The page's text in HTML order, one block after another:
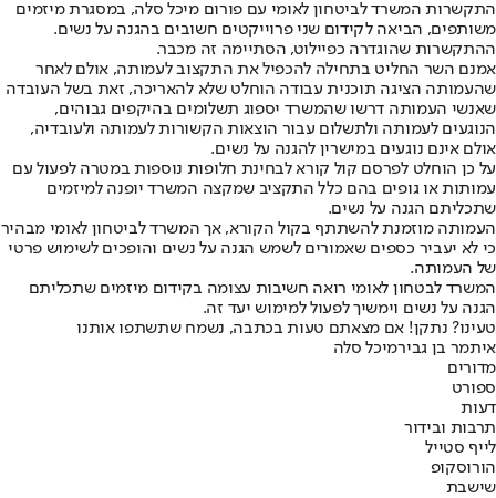
התקשרות המשרד לביטחון לאומי עם פורום מיכל סלה, במסגרת מיזמים
משותפים, הביאה לקידום שני פרוייקטים חשובים בהגנה על נשים.
ההתקשרות שהוגדרה כפיילוט, הסתיימה זה מכבר.
אמנם השר החליט בתחילה להכפיל את התקצוב לעמותה, אולם לאחר
שהעמותה הציגה תוכנית עבודה הוחלט שלא להאריכה, זאת בשל העובדה
שאנשי העמותה דרשו שהמשרד יספוג תשלומים בהיקפים גבוהים,
הנוגעים לעמותה ולתשלום עבור הוצאות הקשורות לעמותה ולעובדיה,
אולם אינם נוגעים במישרין להגנה על נשים.
על כן הוחלט לפרסם קול קורא לבחינת חלופות נוספות במטרה לפעול עם
עמותות או גופים בהם כלל התקציב שמקצה המשרד יופנה למיזמים
שתכליתם הגנה על נשים.
העמותה מוזמנת להשתתף בקול הקורא, אך המשרד לביטחון לאומי מבהיר
כי לא יעביר כספים שאמורים לשמש הגנה על נשים והופכים לשימוש פרטי
של העמותה.
המשרד לבטחון לאומי רואה חשיבות עצומה בקידום מיזמים שתכליתם
הגנה על נשים וימשיך לפעול למימוש יעד זה.
טעינו? נתקן! אם מצאתם טעות בכתבה, נשמח שתשתפו אותנו
איתמר בן גבירמיכל סלה
מדורים
ספורט
דעות
תרבות ובידור
לייף סטייל
הורוסקופ
שישבת